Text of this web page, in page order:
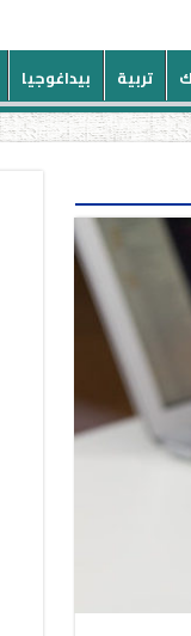
تربية بيداغوجيا